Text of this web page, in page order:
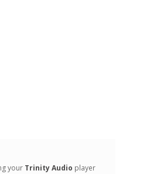
your Trinity Audio player